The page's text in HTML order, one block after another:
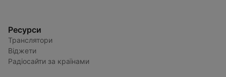
Ресурси
Транслятори
Віджети
Радіосайти за країнами